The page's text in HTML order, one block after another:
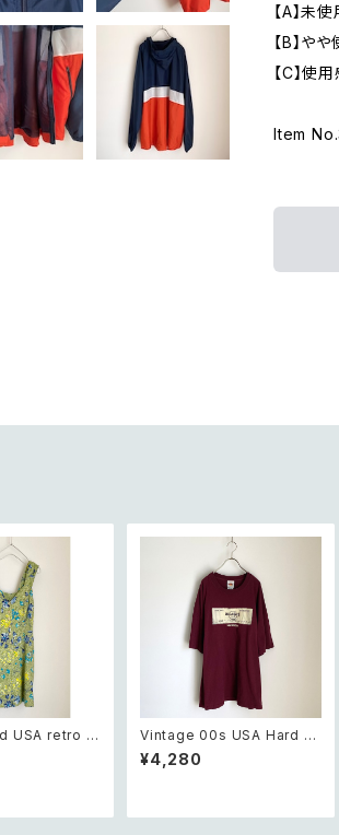
【A】未
【B】や
【C】使
Item
USA retro b
salopett
トロ アメリ
ラワー サロペ
ンツ
Vintage 00s USA Hard R
ock CAFE Las Vegas bur
gundy t shirt 2XL レトロ ア
バーガンディー Tシャツ
¥4,280